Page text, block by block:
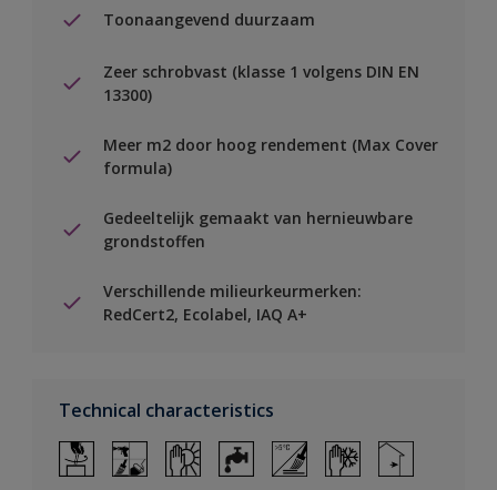
Toonaangevend duurzaam
Zeer schrobvast (klasse 1 volgens DIN EN
13300)
Meer m2 door hoog rendement (Max Cover
formula)
Gedeeltelijk gemaakt van hernieuwbare
grondstoffen
Verschillende milieurkeurmerken:
RedCert2, Ecolabel, IAQ A+
Technical characteristics